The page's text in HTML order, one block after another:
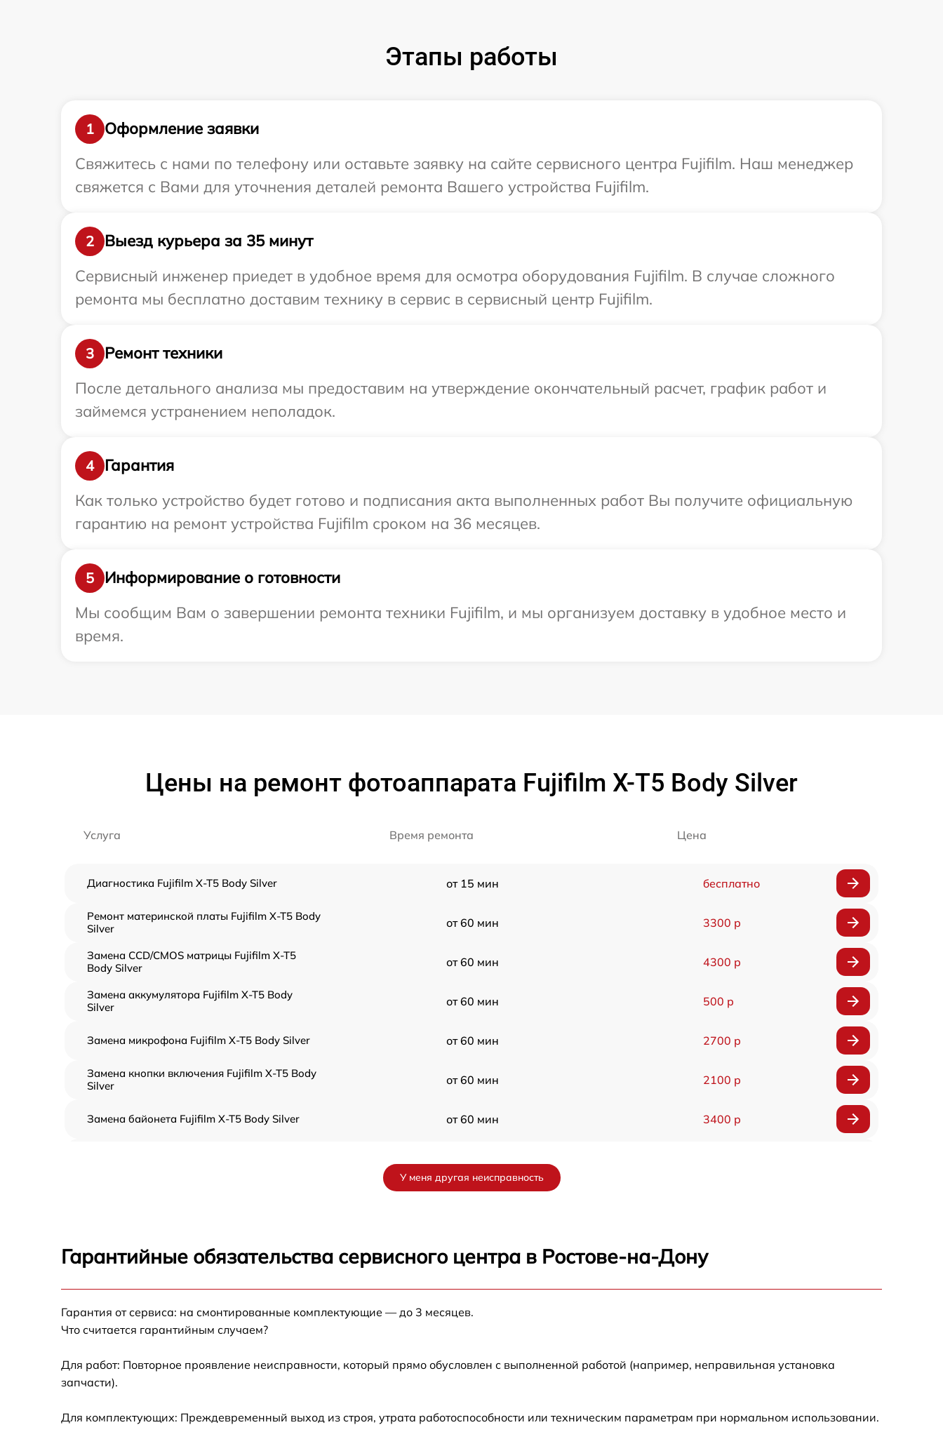
Этапы работы
1
Оформление заявки
Свяжитесь с нами по телефону или оставьте заявку на сайте сервисного центра Fujifilm. Наш менеджер
свяжется с Вами для уточнения деталей ремонта Вашего устройства Fujifilm.
2
Выезд курьера за 35 минут
Сервисный инженер приедет в удобное время для осмотра оборудования Fujifilm. В случае сложного
ремонта мы бесплатно доставим технику в сервис в сервисный центр Fujifilm.
3
Ремонт техники
После детального анализа мы предоставим на утверждение окончательный расчет, график работ и
займемся устранением неполадок.
4
Гарантия
Как только устройство будет готово и подписания акта выполненных работ Вы получите официальную
гарантию на ремонт устройства Fujifilm сроком на 36 месяцев.
5
Информирование о готовности
Мы сообщим Вам о завершении ремонта техники Fujifilm, и мы организуем доставку в удобное место и
время.
Цены на ремонт фотоаппарата Fujifilm X-T5 Body Silver
Услуга Время ремонта Цена
Диагностика Fujifilm X-T5 Body Silver от 15 мин бесплатно
Ремонт материнской платы Fujifilm X-T5 Body
Silver
от 60 мин 3300 р
Замена CCD/CMOS матрицы Fujifilm X-T5
Body Silver
от 60 мин 4300 р
Замена аккумулятора Fujifilm X-T5 Body
Silver
от 60 мин 500 р
Замена микрофона Fujifilm X-T5 Body Silver от 60 мин 2700 р
Замена кнопки включения Fujifilm X-T5 Body
Silver
от 60 мин 2100 р
Замена байонета Fujifilm X-T5 Body Silver от 60 мин 3400 р
Замена затвора Fujifilm X-T5 Body Silver от 60 мин
Замена контроллера питания Fujifilm X-T5
Замена дисплея (экрана) Fujifilm X-T5 Body
У меня другая неисправность
Гарантийные обязательства сервисного центра в Ростове-на-Дону
Гарантия от сервиса: на смонтированные комплектующие — до 3 месяцев.
Что считается гарантийным случаем?
Для работ: Повторное проявление неисправности, который прямо обусловлен с выполненной работой (например, неправильная установка
запчасти).
Для комплектующих: Преждевременный выход из строя, утрата работоспособности или техническим параметрам при нормальном использовании.